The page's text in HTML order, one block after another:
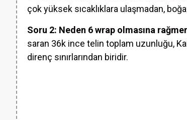
çok yüksek sıcaklıklara ulaşmadan,
Soru 2: Neden 6 wrap olmasına
saran 36k ince telin toplam uzunluğu,
direnç sınırlarından biridir.